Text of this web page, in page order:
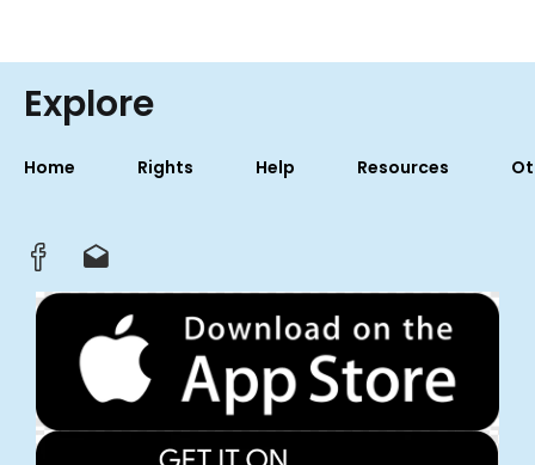
Explore
Home Rights Help Resources